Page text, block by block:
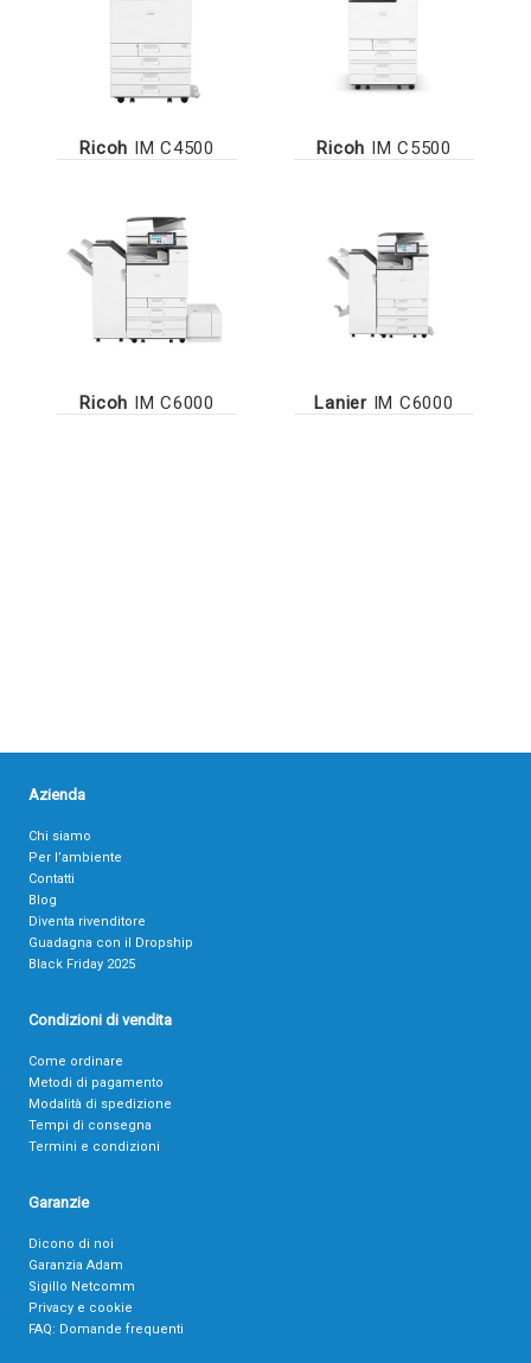
Ricoh IM C4500 Ricoh IM C5500
Ricoh IM C6000 LanierIM C6000
Azienda
Chi siamo
Per l’ambiente
Contatti
Blog
Diventa rivenditore
Guadagna con il Dropship
Black Friday 2025
Condizioni di vendita
Come ordinare
Metodi di pagamento
Modalità di spedizione
Tempi di consegna
Termini e condizioni
Garanzie
Dicono di noi
Garanzia Adam
Sigillo Netcomm
Privacy e cookie
FAQ: Domande frequenti